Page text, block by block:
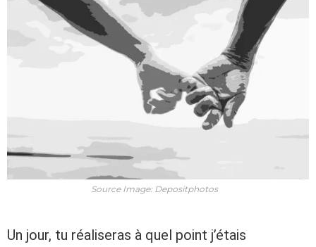
Source Image: Depositphotos
Un jour, tu réaliseras à quel point j’étais